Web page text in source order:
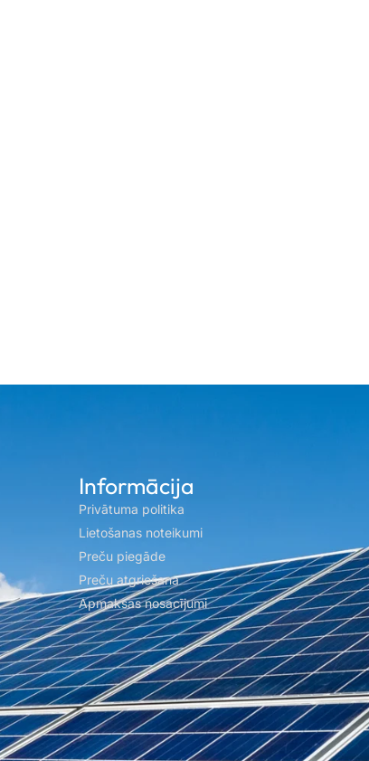
Informācija
Privātuma politika
Lietošanas noteikumi
Preču piegāde
Preču atgriešana
Apmaksas nosacījumi